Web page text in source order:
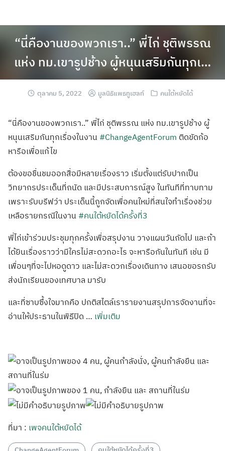
“นี่คืองานของพวกเรา..” พี่ไก่ ชุติพรรณ
แห่ง ทม.เขารูปช้าง ผู้หนุนเสริมกันทุกเ…
ตุลาคม 5, 2022 มูลนิธิแพธทูเฮลท์ คนใต้หยัดได้
“นี่คืองานของพวกเรา..” พี่ไก่ ชุติพรรณ แห่ง ทม.เขารูปช้าง ผู้
หนุนเสริมกันทุกเรื่องในงาน #ChangeAgentForum ติดขัดก้อ
หารือเพื่อแก้ไข
ต้องขอชื่นชมออกสื่อมีหลายเรื่องราว เริ่มตั้งแต่รับปากเป็น
วิทยากรประเด็นที่ถนัด และมีประสบการณ์สูง ในทันทีที่ทาบทาม
เพราะรับบรีฟว่า ประเด็นนี้ถูกจัดเพื่อคนใหม่ที่สนใจทำเรื่องช่วย
เหลือรายกรณีในงาน #คนใต้หยัดได้ครั้งที่3
พี่ไก่เข้าร่วมประชุมทุกครั้งเพื่อสรุปงาน วางแผนวันถัดไป และถ้า
ได้ยินเรื่องราวว่ามีใครไม่สะดวกอะไร จะหารือกันในทันที เช่น มี
เพื่อนๆที่จะไปหอดูดาว และไม่สะดวกเรื่องเดินทาง เสนอขอรถรับ
ส่งนักเรียนของเทศบาล มารับ
และที่ซาบซึ้งใจมากคือ ปกติสไตล์เรารายงานสรุปการจัดงานที่จะ
อ่านให้ประธานในพิธีปิด … เพิ่มเติม
ที่มา : เพจคนใต้หยัดได้